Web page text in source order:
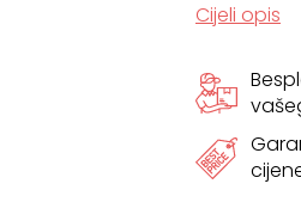
Cijeli opis